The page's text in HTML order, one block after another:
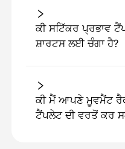
ਕੀ ਸਟਿੱਕਰ ਪ੍ਰਭਾਵ
ਸ਼ਾਰਟਸ ਲਈ ਚੰਗਾ ਹੈ?
ਕੀ ਮੈਂ ਆਪਣੇ ਮੂਵਮੈਂਟ
ਟੈਂਪਲੇਟ ਦੀ ਵਰਤੋਂ ਕਰ